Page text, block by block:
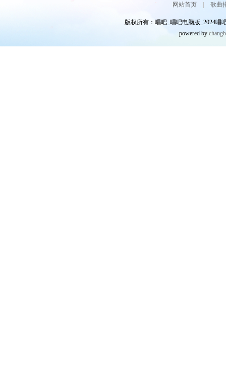
网站首页| 歌曲
版权所有：唱吧_唱吧电脑版_2024唱
powered by